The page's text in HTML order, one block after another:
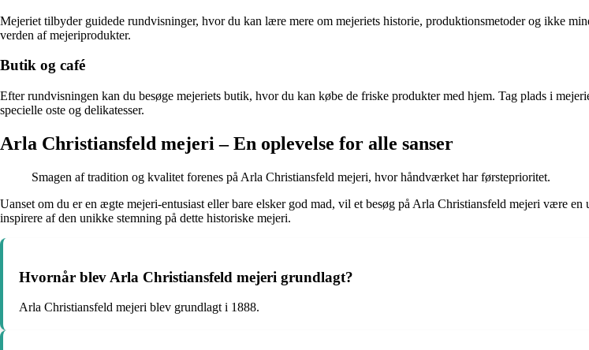
Mejeriet tilbyder guidede rundvisninger, hvor du kan lære mere om mejeriets historie, produktionsmetoder og ikke
verden af mejeriprodukter.
Butik og café
Efter rundvisningen kan du besøge mejeriets butik, hvor du kan købe de friske produkter med hjem. Tag plads i
specielle oste og delikatesser.
Arla Christiansfeld mejeri – En oplevelse for alle sanser
Smagen af tradition og kvalitet forenes på Arla Christiansfeld mejeri, hvor håndværket har førsteprioritet.
Uanset om du er en ægte mejeri-entusiast eller bare elsker god mad, vil et besøg på Arla Christiansfeld mejeri være
inspirere af den unikke stemning på dette historiske mejeri.
Hvornår blev Arla Christiansfeld mejeri grundlagt?
Arla Christiansfeld mejeri blev grundlagt i 1888.